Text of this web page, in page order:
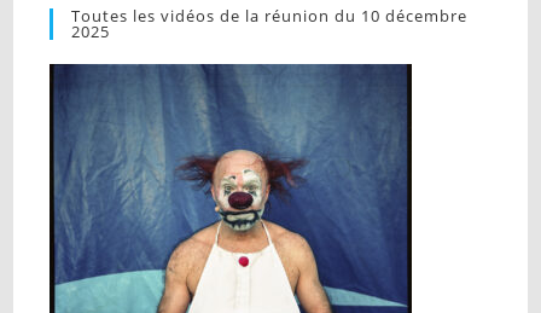
Toutes les vidéos de la réunion du 10 décembre
2025